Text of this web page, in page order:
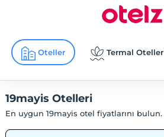
Oteller Termal Oteller
19mayis Otelleri
En uygun 19mayis otel fiyatlarını bulun.